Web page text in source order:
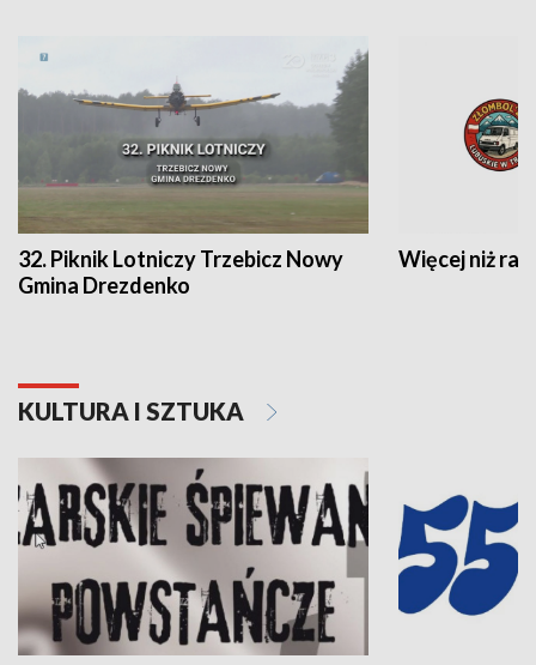
32. Piknik Lotniczy Trzebicz Nowy
Gmina Drezdenko
Więcej niż rajd
KULTURA I SZTUKA